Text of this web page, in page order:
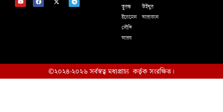
তুরস্ক
ইয়েমেন
সৌদি
আরব
উইঘুর
আরাকান
©২০২৪-২০২৬ সর্বস্বত্ব মধ্যপ্রাচ্য কর্তৃক সংরক্ষিত।